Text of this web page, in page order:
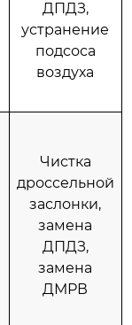
ДПДЗ,
устранение
подсоса
воздуха
Чистка
дроссельной
заслонки,
замена
ДПДЗ,
замена
ДМРВ